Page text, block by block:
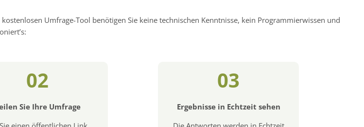
Umfrage-Tool benötigen Sie keine technischen Kenntnisse, kein Programmierwissen und
02
Sie Ihre Umfrage
03
Ergebnisse in Echtzeit sehen